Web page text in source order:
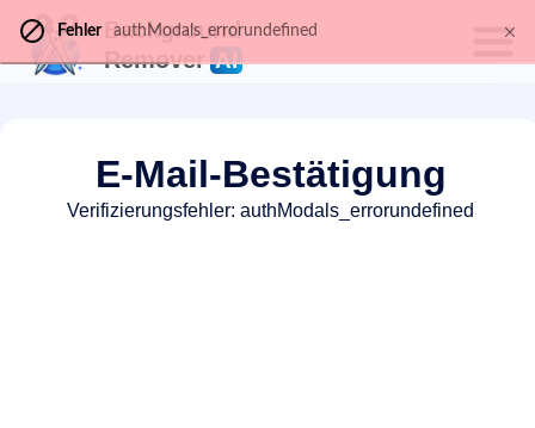
Background
Remover AI
E-Mail-Bestätigung
Verifizierungsfehler: authModals_errorundefined
Fehler authModals_errorundefined